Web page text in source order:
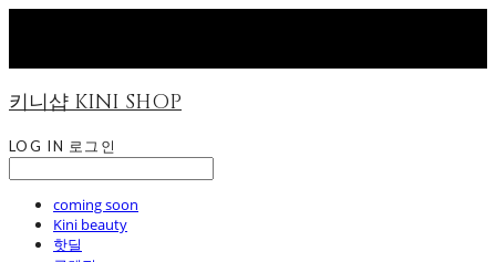
키니샵 KINI SHOP
LOG IN 로그인
coming soon
Kini beauty
핫딜